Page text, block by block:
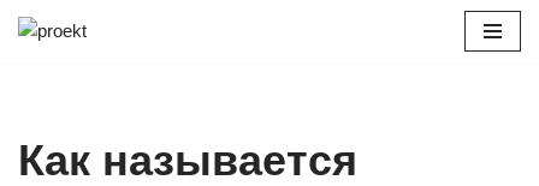
Как называется